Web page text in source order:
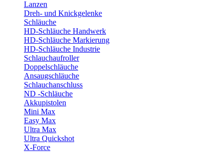
Lanzen
Dreh- und Knickgelenke
Schläuche
HD-Schläuche Handwerk
HD-Schläuche Markierung
HD-Schläuche Industrie
Schlauchaufroller
Doppelschläuche
Ansaugschläuche
Schlauchanschluss
ND -Schläuche
Akkupistolen
Mini Max
Easy Max
Ultra Max
Ultra Quickshot
X-Force